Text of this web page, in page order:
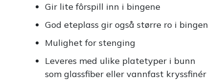
Gir lite fôrspill inn i bingene
God eteplass gir også større ro i bingen
Mulighet for stenging
Leveres med ulike platetyper i bunn
som glassfiber eller vannfast kryssfinér